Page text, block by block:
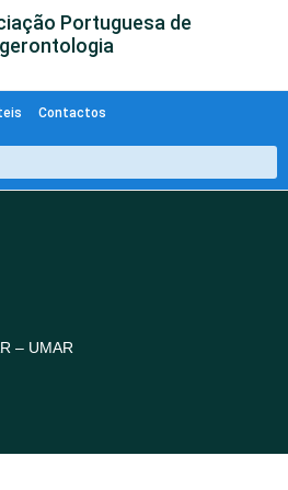
Portuguesa de
Contactos
– UMAR